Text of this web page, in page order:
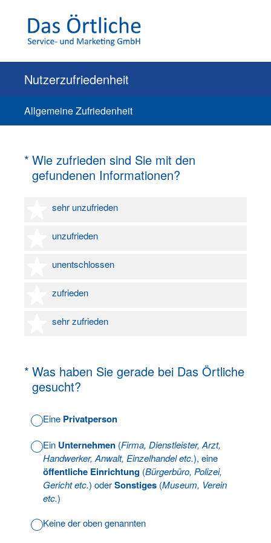
Nutzerzufriedenheit
Allgemeine Zufriedenheit
* Wie zufrieden sind Sie mit den
gefundenen Informationen?
(Erforderlich.)
sehr unzufrieden
1 Stern
unzufrieden
2 Sterne
unentschlossen
3 Sterne
zufrieden
4 Sterne
sehr zufrieden
5 Sterne
* Was haben Sie gerade bei Das Örtliche
gesucht?
(Erforderlich.)
Eine Privatperson
Ein Unternehmen (Firma, Dienstleister, Arzt,
Handwerker, Anwalt, Einzelhandel etc.), eine
öffentliche Einrichtung (Bürgerbüro, Polizei,
Gericht etc.) oderSonstiges (Museum, Verein
etc.)
Keine der oben genannten